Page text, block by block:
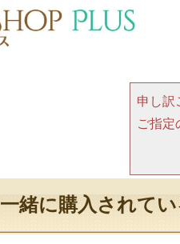
申し訳
ご指定
一緒に購入されて